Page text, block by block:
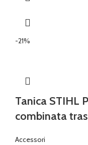
-21%
Tanica STIHL
combinata
Accessori